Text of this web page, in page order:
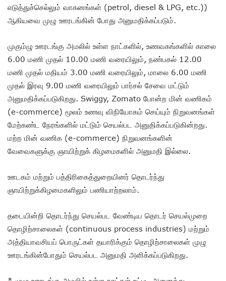
எடுத்துச்செல்லும் வாகனங்கள் (petrol, diesel & LPG, etc.))
ஆகியவை முழு ஊரடங்கின் போது அனுமதிக்கப்படும்.
முகும்ழு ஊரடங்கு அமலில் உள்ள நாட்களில், உணவகங்களில் காலை
6.00 மணி முதல் 10.00 மணி வரையிலும், நண்பகல் 12.00
மணி முதல் மதியம் 3.00 மணி வரையிலும், மாலை 6.00 மணி
முதல் இரவு 9.00 மணி வரையிலும் பார்சல் சேவை மட்டும்
அனுமதிக்கப்படுகிறது. Swiggy, Zomato போன்ற மின் வணிகம்
(e-commerce) மூலம் உணவு விநியோகம் செய்யும் நிறுவனங்கள்
மேற்கண்ட நேரங்களில் மட்டும் செயல்பட அனுதிக்கப்படுகின்றது.
மற்ற மின் வணிக (e-commerce) நிறுவனங்களின்
வேவைகளுக்கு ஞாயிற்றுக் கிழமைகளில் அனுமதி இல்லை.
ஊடகம் மற்றும் பத்திரிகைத்துறையினர் தொடர்ந்து
ஞாயிற்றுக்கிழமைகளிலும் பணியாற்றலாம்.
தடையின்றி தொடர்ந்து செயல்பட வேண்டிய தொடர் செயல்முறை
தொழிற்சாலைகள் (continuous process industries) மற்றும்
அத்தியாவசியப் பொருட்கள் தயாரிக்கும் தொழிற்சாலைகள் முழு
ஊரடங்கின்போதும் செயல்பட அனுமதி அளிக்கப்படுகிறது.